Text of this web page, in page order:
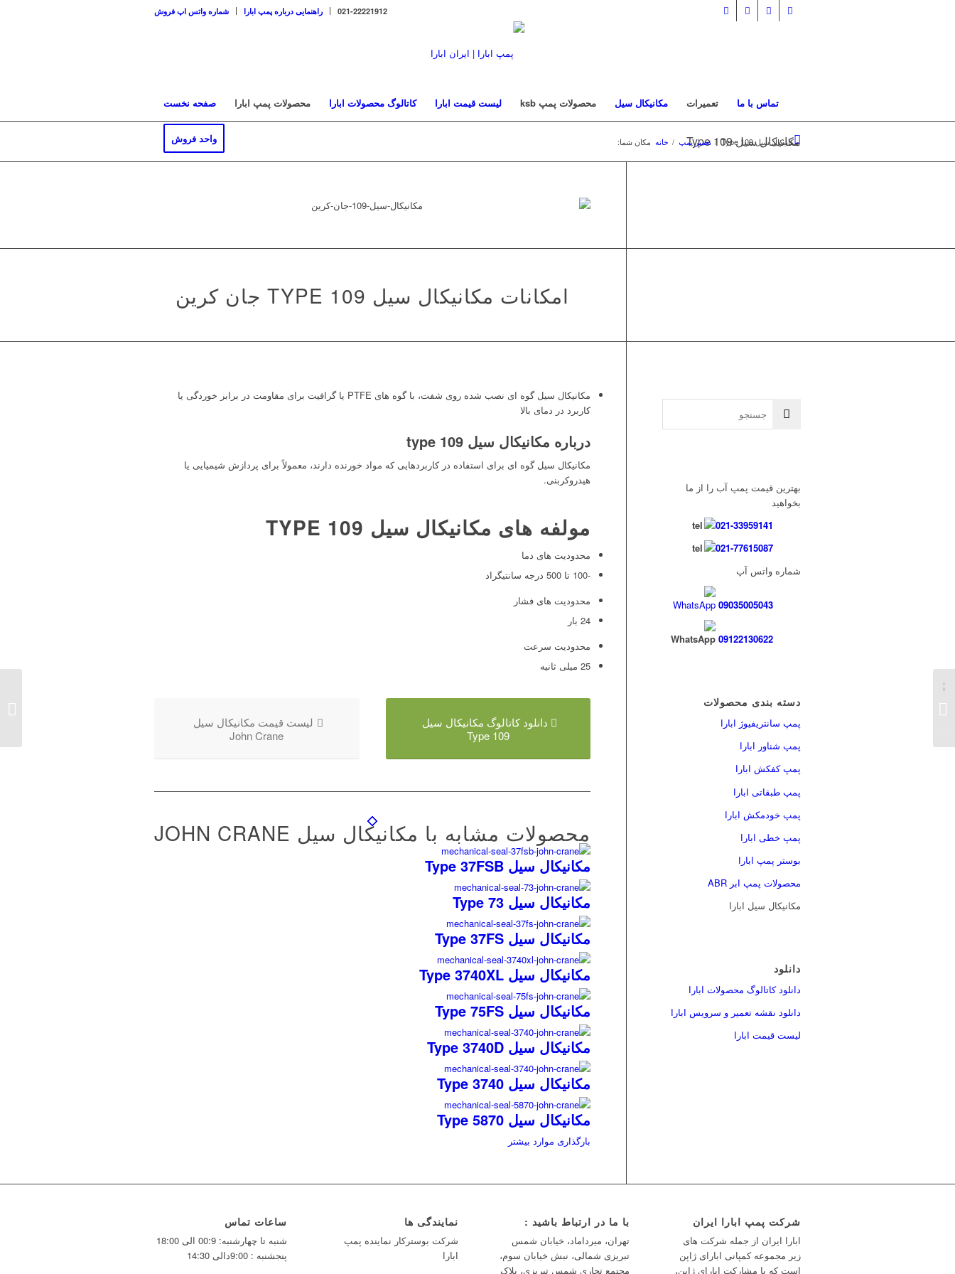
شماره واتس اپ فروش راهنمایی درباره پمپ ابارا 021-22221912
صفحه نخست محصولات پمپ ابارا کاتالوگ محصولات ابارا لیست قیمت ابارا محصولات پمپ ksb مکانیکال سیل تعمیرات تماس با ما
واحد فروش مکانیکال سیل Type 109 مکان شما: خانه / تعمیر پمپ / مکانیکال سیل Type 109
امکانات مکانیکال سیل TYPE 109 جان کرین
مکانیکال سیل گوه ای نصب شده روی شفت، با گوه های PTFE یا گرافیت برای مقاومت در برابر خوردگی یا
کاربرد در دمای بالا
درباره مکانیکال سیل type 109
مکانیکال سیل گوه ای برای استفاده در کاربردهایی که مواد خورنده دارند، معمولاً برای پردازش شیمیایی یا
هیدروکربنی.
مولفه های مکانیکال سیل TYPE 109
محدودیت های دما
-100 تا 500 درجه سانتیگراد
محدودیت های فشار
24 بار
محدودیت سرعت
25 میلی ثانیه
دانلود کاتالوگ مکانیکال سیل
Type 109
لیست قیمت مکانیکال سیل
John Crane
محصولات مشابه با مکانیکال سیل JOHN CRANE
مکانیکال سیل Type 37FSB
مکانیکال سیل Type 73
مکانیکال سیل Type 37FS
مکانیکال سیل Type 3740XL
مکانیکال سیل Type 75FS
مکانیکال سیل Type 3740D
مکانیکال سیل Type 3740
مکانیکال سیل Type 5870
بارگذاری موارد بیشتر
بهترین قیمت پمپ آب را از ما
بخواهید
021-33959141
021-77615087
شماره واتس آپ
09035005043
09122130622
دسته بندی محصولات
پمپ سانتریفیوژ ابارا
پمپ شناور ابارا
پمپ کفکش ابارا
پمپ طبقاتی ابارا
پمپ خودمکش ابارا
پمپ خطی ابارا
بوستر پمپ ابارا
محصولات پمپ ابر ABR
مکانیکال سیل ابارا
دانلود
دانلود کاتالوگ محصولات ابارا
دانلود نقشه تعمیر و سرویس ابارا
لیست قیمت ابارا
شرکت پمپ ابارا ایران
ابارا ایران از جمله شرکت های
زیر مجموعه کمپانی ابارای ژاپن
است که با مشارکت ابارای ژاپن،
با ما در ارتباط باشید :
تهران، میرداماد، خیابان شمس
تبریزی شمالی، نبش خیابان سوم،
مجتمع تجاری شمس تبریزی، پلاک
نمایندگی ها
شرکت بوسترکار نماینده پمپ
ابارا
ساعات تماس
شنبه تا چهارشنبه: 00:9 الی 18:00
پنجشنبه : 9:00دالی 14:30
20R